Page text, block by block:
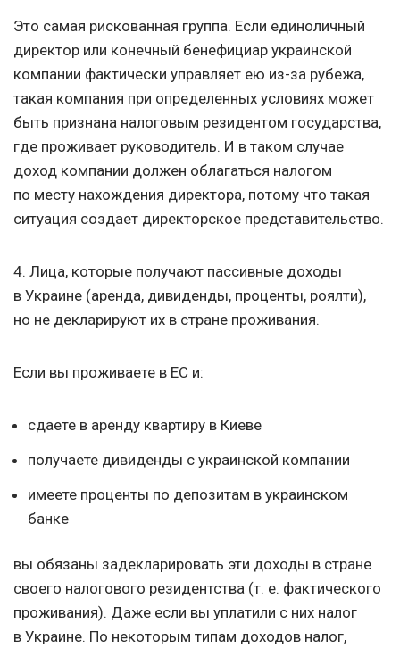
Это самая рискованная группа. Если единоличный
директор или конечный бенефициар украинской
компании фактически управляет ею из-за рубежа,
такая компания при определенных условиях может
быть признана налоговым резидентом государства,
где проживает руководитель. И в таком случае
доход компании должен облагаться налогом
по месту нахождения директора, потому что такая
ситуация создает директорское представительство.
4. Лица, которые получают пассивные доходы
в Украине (аренда, дивиденды, проценты, роялти),
но не декларируют их в стране проживания.
Если вы проживаете в ЕС и:
сдаете в аренду квартиру в Киеве
получаете дивиденды с украинской компании
имеете проценты по депозитам в украинском
банке
вы обязаны задекларировать эти доходы в стране
своего налогового резидентства (т. е. фактического
проживания). Даже если вы уплатили с них налог
в Украине. По некоторым типам доходов налог,